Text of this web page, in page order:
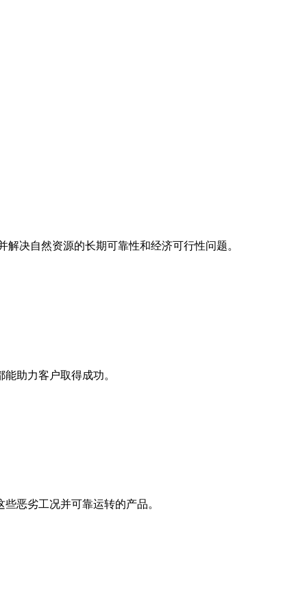
决自然资源的长期可靠性和经济可行性问题。
助力客户取得成功。
恶劣工况并可靠运转的产品。